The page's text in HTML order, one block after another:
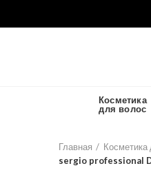
Косметика
для волос
Главная Косметика
sergio professional